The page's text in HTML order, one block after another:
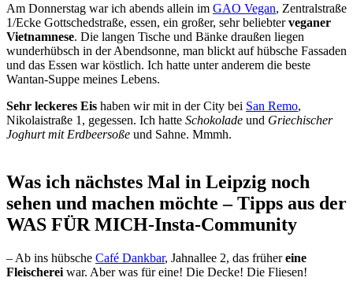
Am Donnerstag war ich abends allein im GAO Vegan, Zentralstraße
1/Ecke Gottschedstraße, essen, ein großer, sehr beliebterveganer
Vietnamnese. Die langen Tische und Bänke draußen liegen
wunderhübsch in der Abendsonne, man blickt auf hübsche Fassaden
und das Essen war köstlich. Ich hatte unter anderem die beste
Wantan-Suppe meines Lebens.
Sehr leckeres Eis haben wir mit in der City bei San Remo,
Nikolaistraße 1, gegessen. Ich hatte Schokolade und Griechischer
Joghurt mit Erdbeersoße und Sahne. Mmmh.
Was ich nächstes Mal in Leipzig noch
sehen und machen möchte – Tipps aus der
WAS FÜR MICH-Insta-Community
– Ab ins hübsche Café Dankbar, Jahnallee 2, das frühereine
Fleischerei war. Aber was für eine! Die Decke! Die Fliesen!